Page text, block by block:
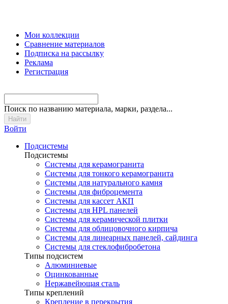
Мои коллекции
Сравнение материалов
Подписка на рассылку
Реклама
Регистрация
Поиск по названию материала, марки, раздела...
Войти
Подсистемы
Подсистемы
Системы для керамогранита
Системы для тонкого керамогранита
Системы для натурального камня
Системы для фиброцемента
Системы для кассет АКП
Системы для HPL панелей
Системы для керамической плитки
Системы для облицовочного кирпича
Системы для линеарных панелей, сайдинга
Системы для стеклофибробетона
Типы подсистем
Алюминиевые
Оцинкованные
Нержавейющая сталь
Типы креплений
Крепление в перекрытия